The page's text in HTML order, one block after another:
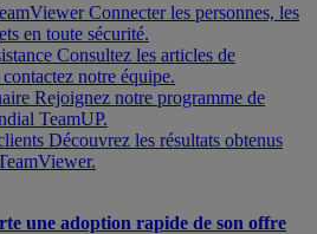
Connecter les personnes, les
en toute sécurité.
Consultez les articles de
contactez notre équipe.
Rejoignez notre programme de
TeamUP.
Découvrez les résultats obtenus
une adoption rapide de son offre